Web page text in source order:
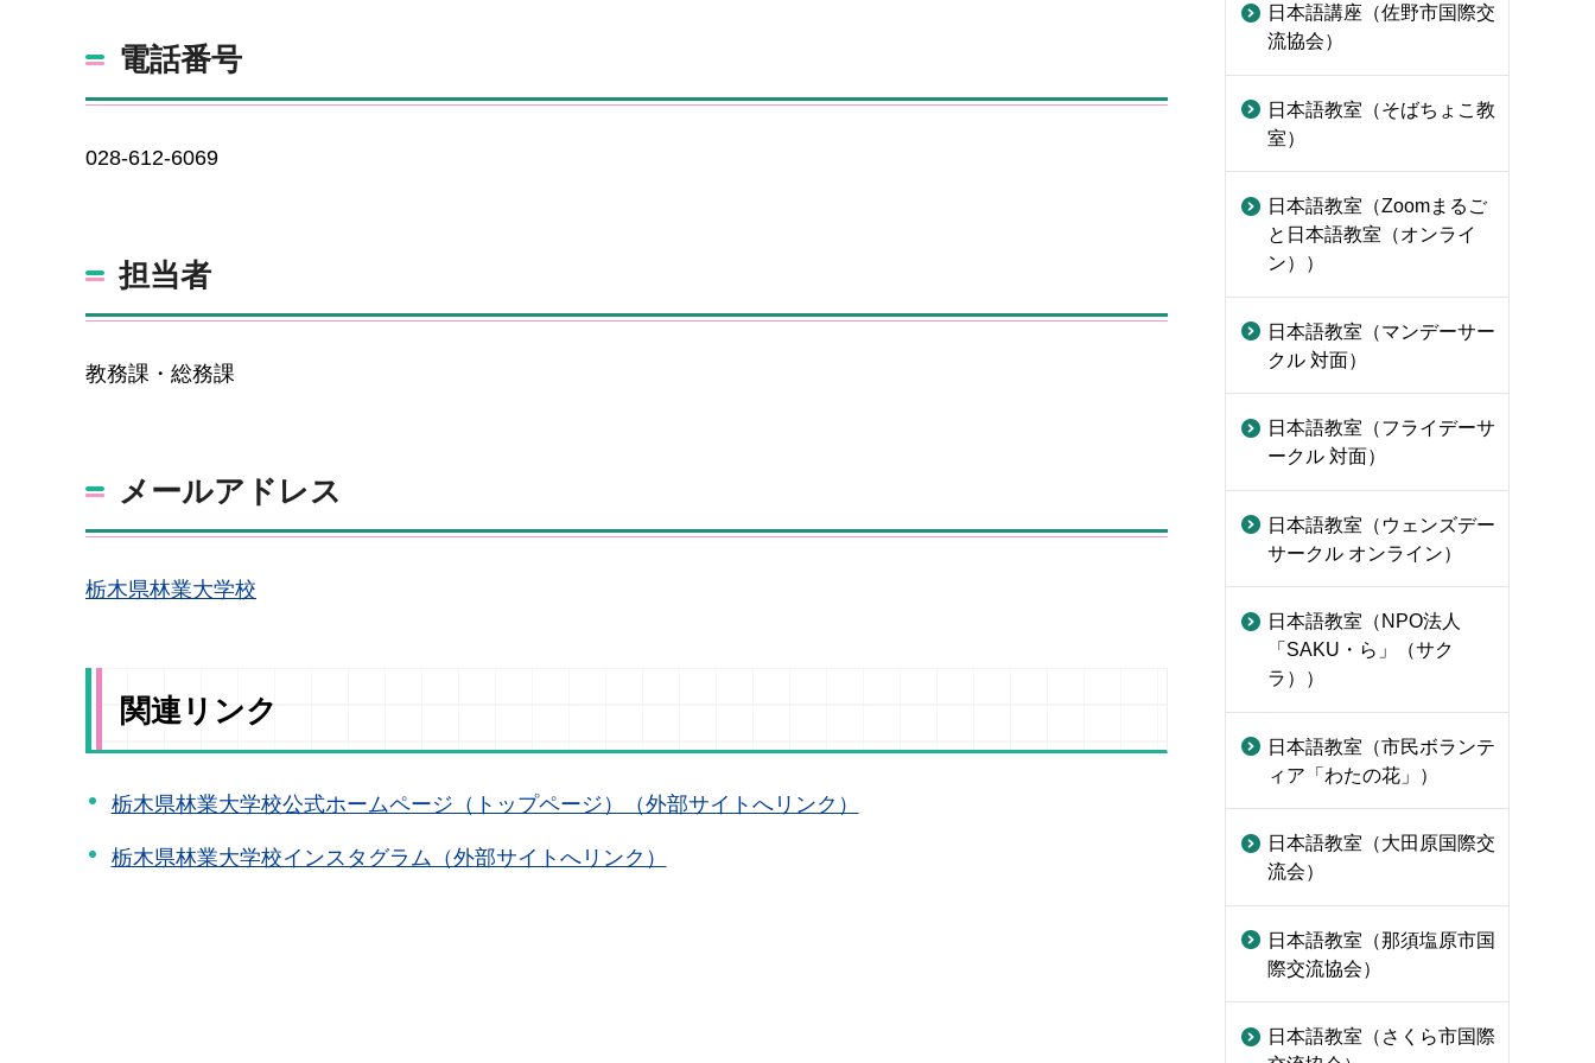
電話番号
028-612-6069
担当者
教務課・総務課
メールアドレス
栃木県林業大学校
関連リンク
栃木県林業大学校公式ホームページ（トップページ）（外部サイトへリンク）
栃木県林業大学校インスタグラム（外部サイトへリンク）
日本語講座（佐野市国際交
流協会）
日本語教室（そばちょこ教
室）
日本語教室（Zoomまるご
と日本語教室（オンライ
ン））
日本語教室（マンデーサー
クル 対面）
日本語教室（フライデーサ
ークル 対面）
日本語教室（ウェンズデー
サークル オンライン）
日本語教室（NPO法人
「SAKU・ら」（サク
ラ））
日本語教室（市民ボランテ
ィア「わたの花」）
日本語教室（大田原国際交
流会）
日本語教室（那須塩原市国
際交流協会）
日本語教室（さくら市国際